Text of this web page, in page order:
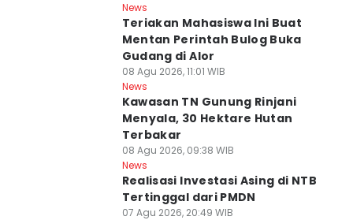
News
Teriakan Mahasiswa Ini Buat
Mentan Perintah Bulog Buka
Gudang di Alor
08 Agu 2026, 11:01 WIB
News
Kawasan TN Gunung Rinjani
Menyala, 30 Hektare Hutan
Terbakar
08 Agu 2026, 09:38 WIB
News
Realisasi Investasi Asing di NTB
Tertinggal dari PMDN
07 Agu 2026, 20:49 WIB